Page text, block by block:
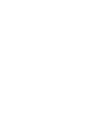
concerne